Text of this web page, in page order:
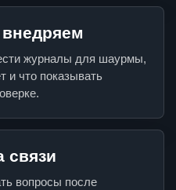
журналы для шаурмы,
и что показывать
связи
вопросы после